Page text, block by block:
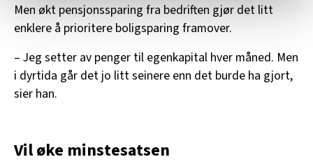
statistikk.
Vi deler bare informasjon om hvordan du bruker
innenfor analyse og annonsering. Disse er angitt i
oversikten lengre ned på denne siden.
Men økt pensjonssparing fra bedriften gjør det litt
enklere å prioritere boligsparing framover.
– Jeg setter av penger til egenkapital hver måned. Men
i dyrtida går det jo litt seinere enn det burde ha gjort,
sier han.
Vil øke minstesatsen